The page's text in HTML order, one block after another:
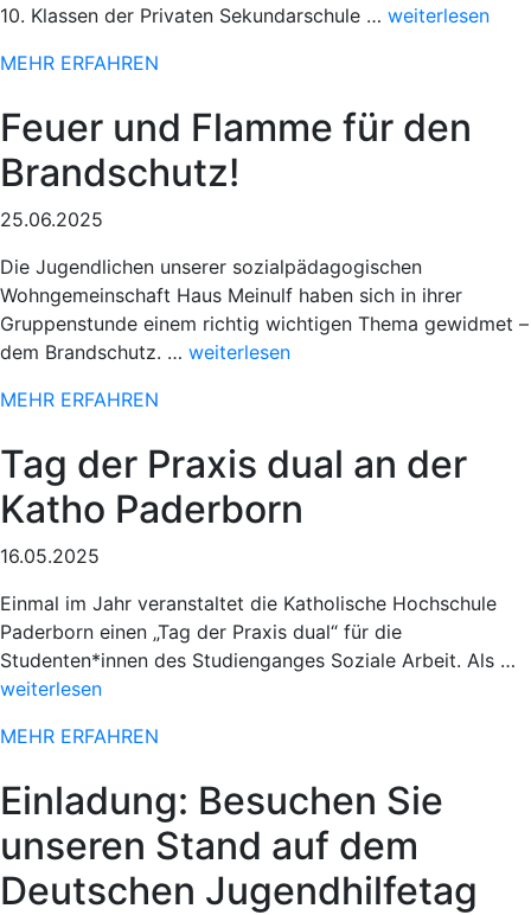
10. Klassen der Privaten Sekundarschule … „Sportlicher
Paderborner
weiterlesen
MEHR ERFAHREN
Feuer und Flamme für den
Brandschutz!
25.06.2025
Die Jugendlichen unserer sozialpädagogischen
Wohngemeinschaft Haus Meinulf haben sich in ihrer
Gruppenstunde einem richtig wichtigen Thema gewidmet –
dem Brandschutz. … „Sportlicher
Paderborner
Osterlauf“
weiterlesen
MEHR ERFAHREN
Tag der Praxis dual an der
Katho Paderborn
16.05.2025
Einmal im Jahr veranstaltet die Katholische Hochschule
Paderborn einen „Tag der Praxis dual“ für die
Studenten*innen des Studienganges Soziale Arbeit. Als …
weiterlesen
MEHR ERFAHREN
Einladung: Besuchen Sie
unseren Stand auf dem
Deutschen Jugendhilfetag